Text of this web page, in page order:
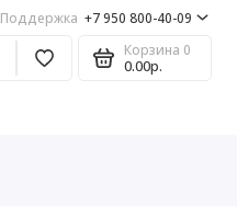
Поддержка +7 950 800-40-09
Корзина 0
0.00р.